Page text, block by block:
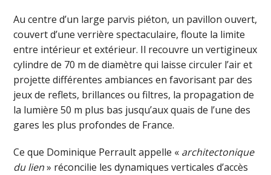
Au centre d’un large parvis piéton, un pavillon ouvert,
couvert d’une verrière spectaculaire, floute la limite
entre intérieur et extérieur. Il recouvre un vertigineux
cylindre de 70 m de diamètre qui laisse circuler l’air et
projette différentes ambiances en favorisant par des
jeux de reflets, brillances ou filtres, la propagation de
la lumière 50 m plus bas jusqu’aux quais de l’une des
gares les plus profondes de France.
Ce que Dominique Perrault appelle « architectonique
du lien» réconcilie les dynamiques verticales d’accès